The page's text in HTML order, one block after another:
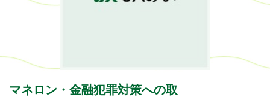
マネロン・金融犯罪対策への取